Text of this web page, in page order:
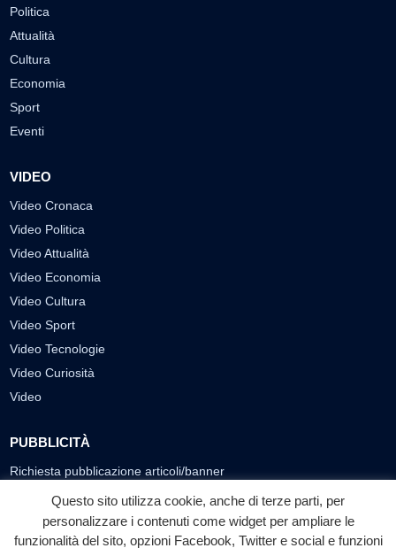
Politica
Attualità
Cultura
Economia
Sport
Eventi
VIDEO
Video Cronaca
Video Politica
Video Attualità
Video Economia
Video Cultura
Video Sport
Video Tecnologie
Video Curiosità
Video
PUBBLICITÀ
Richiesta pubblicazione articoli/banner
SEGUICI SUI SOCIAL
Questo sito utilizza cookie, anche di terze parti, per
personalizzare i contenuti come widget per ampliare le
funzionalità del sito, opzioni Facebook, Twitter e social e funzioni